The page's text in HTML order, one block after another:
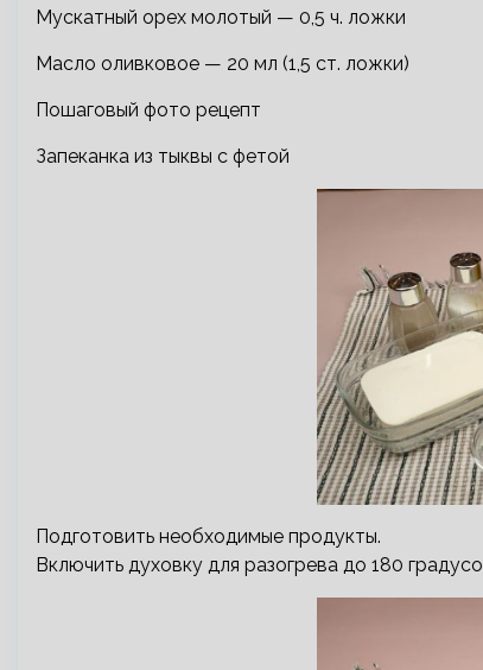
Мускатный орех молотый — 0,5 ч. ложки
Масло оливковое — 20 мл (1,5 ст. ложки)
Пошаговый фото рецепт
Запеканка из тыквы с фетой
Подготовить необходимые продукты.
Включить духовку для разогрева до 180